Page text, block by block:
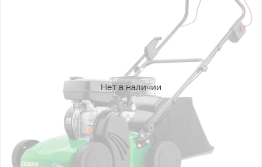
Нет в наличии